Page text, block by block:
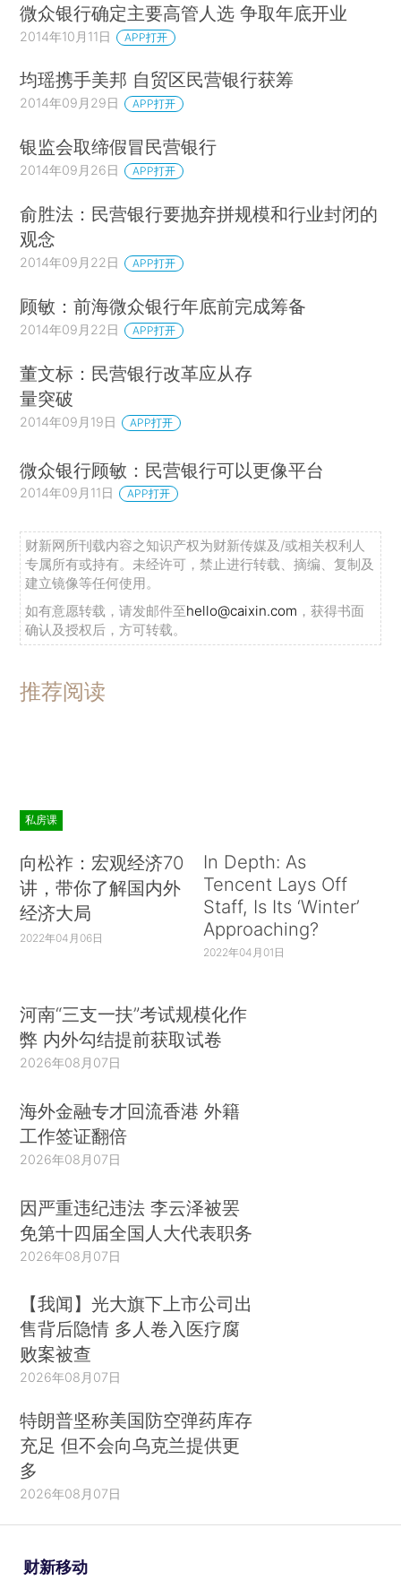
微众银行确定主要高管人选 争取年底开业
2014年10月11日 APP打开
均瑶携手美邦 自贸区民营银行获筹
2014年09月29日 APP打开
银监会取缔假冒民营银行
2014年09月26日 APP打开
俞胜法：民营银行要抛弃拼规模和行业封闭的
观念
2014年09月22日 APP打开
顾敏：前海微众银行年底前完成筹备
2014年09月22日 APP打开
董文标：民营银行改革应从存
量突破
2014年09月19日 APP打开
微众银行顾敏：民营银行可以更像平台
2014年09月11日 APP打开
财新网所刊载内容之知识产权为财新传媒及/或相关权利人
专属所有或持有。未经许可，禁止进行转载、摘编、复制及
建立镜像等任何使用。
如有意愿转载，请发邮件至hello@caixin.com ，获得书面
确认及授权后，方可转载。
推荐阅读
私房课
向松祚：宏观经济70
讲，带你了解国内外
经济大局
2022年04月06日
In Depth: As
Tencent Lays Off
Staff, Is Its ‘Winter’
Approaching?
2022年04月01日
河南“三支一扶”考试规模化作
弊 内外勾结提前获取试卷
2026年08月07日
海外金融专才回流香港 外籍
工作签证翻倍
2026年08月07日
因严重违纪违法 李云泽被罢
免第十四届全国人大代表职务
2026年08月07日
【我闻】光大旗下上市公司出
售背后隐情 多人卷入医疗腐
败案被查
2026年08月07日
特朗普坚称美国防空弹药库存
充足 但不会向乌克兰提供更
多
2026年08月07日
财新移动